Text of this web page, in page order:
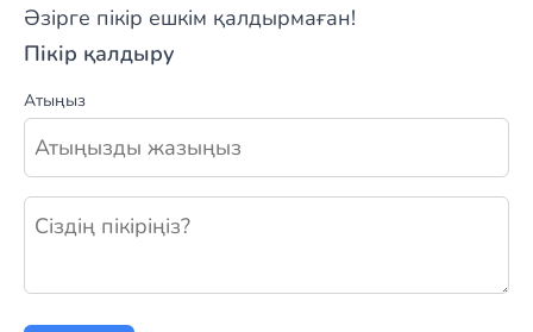
Әзірге пікір ешкім қалдырмаған!
Пікір қалдыру
Атыңыз
Жаңа пікір қалдыру